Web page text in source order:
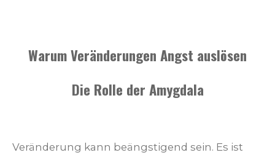
Warum Veränderungen Angst auslösen
Die Rolle der Amygdala
Veränderung kann beängstigend sein. Es ist